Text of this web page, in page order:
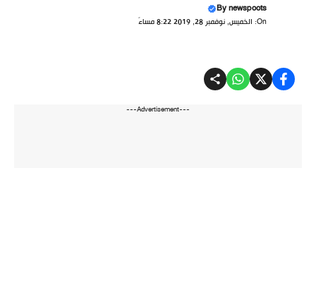
Bynewspoots
On: الخميس, نوفمبر 28, 2019 8:22 مساءً
---Advertisement---